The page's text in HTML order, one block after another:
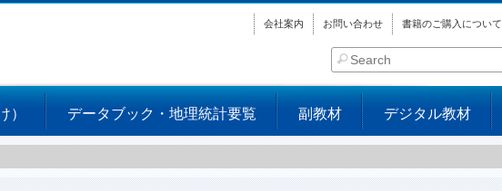
） データブック・地理統計要覧 副教材 デジタル教材
会社案内 お問い合わせ 書籍のご購入について